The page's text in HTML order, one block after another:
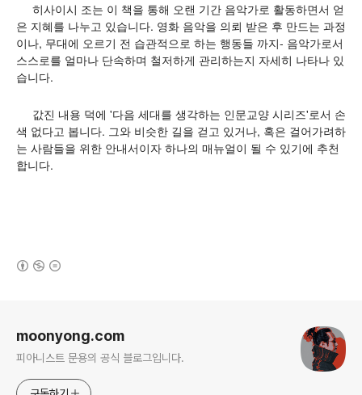
히사이시 조는 이 책을 통해 오랜 기간 음악가로 활동하면서 얻
은 지혜를 나누고 있습니다. 영화 음악을 의뢰 받은 후 만드는 과정
이나, 무대에 오르기 전 습관적으로 하는 행동들 까지- 음악가로서
스스로를 얼마나 단속하며 철저하게 관리하는지 자세히 나타나 있
습니다.
값진 내용 덕에 '다음 세대를 생각하는 인문교양 시리즈'로서 손
색 없다고 봅니다. 그와 비슷한 길을 걷고 있거나, 혹은 걸어가려하
는 사람들을 위한 안내서이자 하나의 매뉴얼이 될 수 있기에 추천
합니다.
moonyong.com
피아니스트 문용의 공식 블로그입니다.